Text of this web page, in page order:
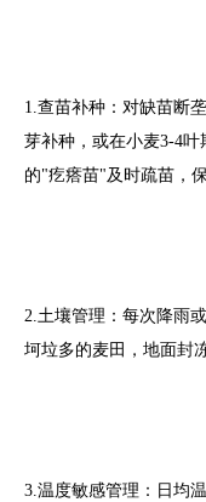
1.查苗补种：对缺苗断
芽补种，或在小麦3-4
的"疙瘩苗"及时疏苗，
2.土壤管理：每次降雨
坷垃多的麦田，地面封
3.温度敏感管理：日均